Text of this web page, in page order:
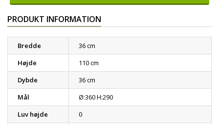
PRODUKT INFORMATION
Bredde
36 cm
Højde
110 cm
Dybde
36 cm
Mål
Ø:360 H:290
Luv højde
0